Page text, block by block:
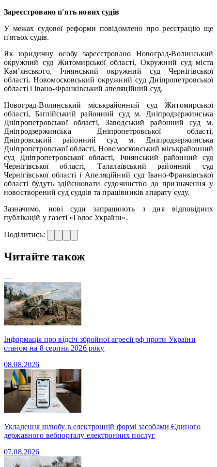
Зареєстровано п'ять нових судів
У межах судової реформи повідомлено про реєстрацію ще
п'ятьох судів.
Як юридичну особу зареєстровано Новоград-Волинський
окружний суд Житомирської області, Окружний суд міста
Кам’янського, Ічнянський окружний суд Чернігівської
області, Новомосковський окружний суд Дніпропетровської
області і Івано-Франківський апеляційний суд.
Новоград-Волинський міськрайонний суд Житомирської
області, Баглійський районний суд м. Дніпродзержинська
Дніпропетровської області, Заводський районний суд м.
Дніпродзержинська Дніпропетровської області,
Дніпровський районний суд м. Дніпродзержинська
Дніпропетровської області, Новомосковський міськрайонний
суд Дніпропетровської області, Ічнянський районний суд
Чернігівської області, Талалаївський районний суд
Чернігівської області і Апеляційний суд Івано-Франківської
області будуть здійснювати судочинство до призначення у
новостворений суд суддів та працівників апарату суду.
Зазначимо, нові суди запрацюють з дня відповідних
публікацій у газеті «Голос України».
Поділитись:
Читайте також
—
Інформація про відсіч збройної агресії рф проти України
станом на 8 серпня 2026 року
08.08.2026
Укладення шлюбу в електронній формі засобами Єдиного
державного вебпорталу електронних послуг
07.08.2026